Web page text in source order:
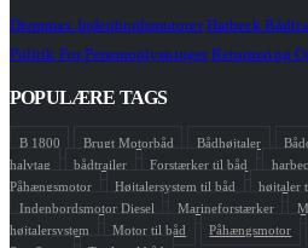
Diemmax Indenbordsmotorer Harbeck
Politik For Personoplysninger Returnering
POPULÆRE TAGS
B 1800 Brugt Motorbåd Bådhøjtaler
halvtag
bådtrailer Forstærker til båd
Påhængsmotor
Højtalersystem til båd højtaler
Indenbordsmotor Diesel
Marineforstærker
højtalersystem
Motor til båd Påhængsmotor